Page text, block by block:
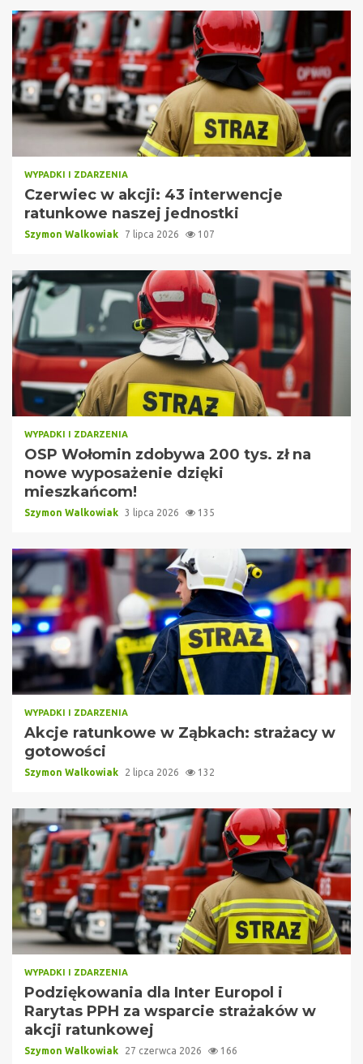
WYPADKI I ZDARZENIA
Czerwiec w akcji: 43 interwencje
ratunkowe naszej jednostki
Szymon Walkowiak 7 lipca 2026 107
WYPADKI I ZDARZENIA
OSP Wołomin zdobywa 200 tys. zł na
nowe wyposażenie dzięki
mieszkańcom!
Szymon Walkowiak 3 lipca 2026 135
WYPADKI I ZDARZENIA
Akcje ratunkowe w Ząbkach: strażacy w
gotowości
Szymon Walkowiak 2 lipca 2026 132
WYPADKI I ZDARZENIA
Podziękowania dla Inter Europol i
Rarytas PPH za wsparcie strażaków w
akcji ratunkowej
Szymon Walkowiak 27 czerwca 2026 166